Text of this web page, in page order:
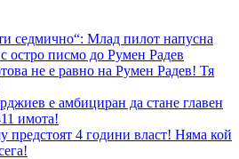
седмично“: Млад пилот напусна
остро писмо до Румен Радев
не е равно на Румен Радев! Тя
е амбициран да стане главен
имота!
предстоят 4 години власт! Няма кой